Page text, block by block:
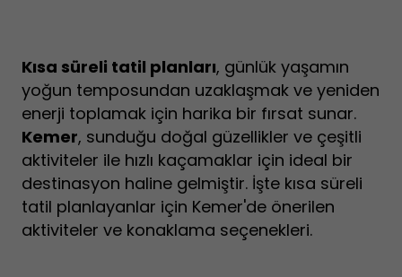
Kısa süreli tatil planları, günlük yaşamın
yoğun temposundan uzaklaşmak ve yeniden
enerji toplamak için harika bir fırsat sunar.
Kemer, sunduğu doğal güzellikler ve çeşitli
aktiviteler ile hızlı kaçamaklar için ideal bir
destinasyon haline gelmiştir. İşte kısa süreli
tatil planlayanlar için Kemer'de önerilen
aktiviteler ve konaklama seçenekleri.